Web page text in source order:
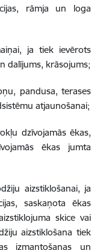
rāmja un loga
ja tiek ievērots
dalījums, krāsojums;
pandusa, terases
atjaunošanai;
dzīvojamās ēkas,
ēkas jumta
aizstiklošanai, ja
saskaņota ēkas
skice vai
aizstiklošana tiek
izmantošanas un